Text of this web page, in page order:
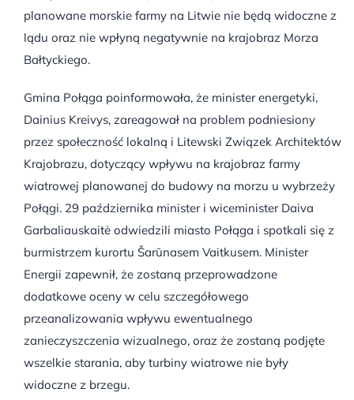
planowane morskie farmy na Litwie nie będą widoczne z
lądu oraz nie wpłyną negatywnie na krajobraz Morza
Bałtyckiego.
Gmina Połąga poinformowała, że minister energetyki,
Dainius Kreivys, zareagował na problem podniesiony
przez społeczność lokalną i Litewski Związek Architektów
Krajobrazu, dotyczący wpływu na krajobraz farmy
wiatrowej planowanej do budowy na morzu u wybrzeży
Połągi. 29 października minister i wiceminister Daiva
Garbaliauskaitė odwiedzili miasto Połąga i spotkali się z
burmistrzem kurortu Šarūnasem Vaitkusem. Minister
Energii zapewnił, że zostaną przeprowadzone
dodatkowe oceny w celu szczegółowego
przeanalizowania wpływu ewentualnego
zanieczyszczenia wizualnego, oraz że zostaną podjęte
wszelkie starania, aby turbiny wiatrowe nie były
widoczne z brzegu.